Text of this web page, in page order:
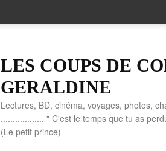
LES COUPS DE
GERALDINE
Lectures, BD, cinéma, voyages, photos,
.................. " C'est le temps que tu as
(Le petit prince)